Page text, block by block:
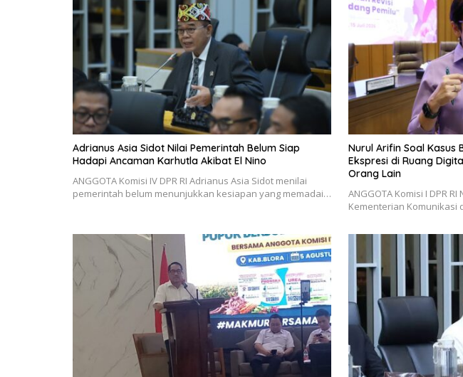
Adrianus Asia Sidot Nilai Pemerintah Belum Siap
Hadapi Ancaman Karhutla Akibat El Nino
ANGGOTA Komisi IV DPR RI Adrianus Asia Sidot menilai
pemerintah belum menunjukkan kesiapan yang memadai…
Nurul Arifin Soal Kasus
Ekspresi di Ruang
Orang Lain
ANGGOTA Komisi I DPR
Kementerian Komunikasi